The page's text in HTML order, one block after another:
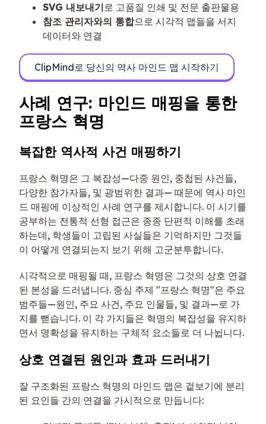
SVG 내보내기 로 고품질 인쇄 및 전문 출판물용
참조 관리자와의 통합으로 시각적 맵들을 서지
데이터와 연결
ClipMind로 당신의 역사 마인드 맵 시작하기
사례 연구: 마인드 매핑을 통한
프랑스 혁명
복잡한 역사적 사건 매핑하기
프랑스 혁명은 그 복잡성—다중 원인, 중첩된 사건들,
다양한 참가자들, 및 광범위한 결과— 때문에 역사 마인
드 매핑에 이상적인 사례 연구를 제시합니다. 이 시기를
공부하는 전통적 선형 접근은 종종 단편적 이해를 초래
하는데, 학생들이 고립된 사실들은 기억하지만 그것들
이 어떻게 연결되는지 보기 위해 고군분투합니다.
시각적으로 매핑될 때, 프랑스 혁명은 그것의 상호 연결
된 본성을 드러냅니다. 중심 주제 "프랑스 혁명"은 주요
범주들—원인, 주요 사건, 주요 인물들, 및 결과—로 가
지를 뻗습니다. 이 각 가지들은 혁명의 복잡성을 유지하
면서 명확성을 유지하는 구체적 요소들로 더 나뉩니다.
상호 연결된 원인과 효과 드러내기
잘 구조화된 프랑스 혁명의 마인드 맵은 겉보기에 분리
된 요인들 간의 연결을 가시적으로 만듭니다: